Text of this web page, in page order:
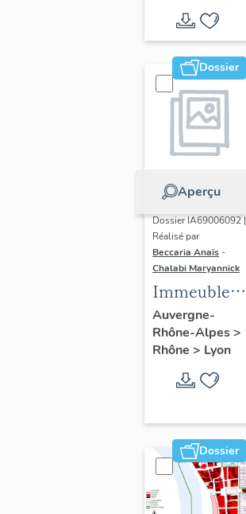
Dossier
Aperçu
Dossier IA69006092 |
Réalisé par
Beccaria Anaïs -
Chalabi Maryannick
Immeubles
des Années
Trente de la
rive gauche
Auvergne-
Rhône-Alpes>
Rhône > Lyon
Dossier